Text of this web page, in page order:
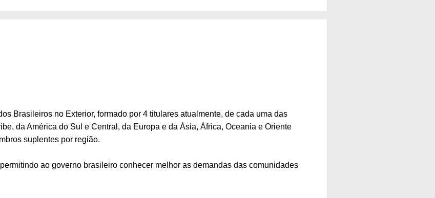
Brasileiros no Exterior, formado por 4 titulares atualmente, de cada uma das
da América do Sul e Central, da Europa e da Ásia, África, Oceania e Oriente
suplentes por região.
ao governo brasileiro conhecer melhor as demandas das comunidades